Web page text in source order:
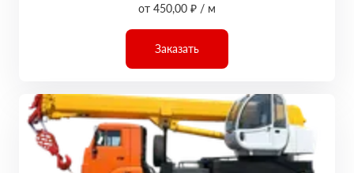
от 450,00 ₽ / м
Заказать